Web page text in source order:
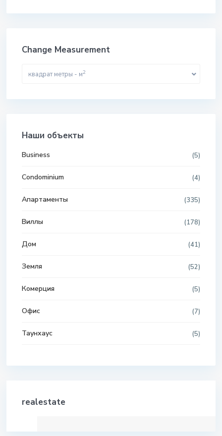
Change Measurement
квадрат метры - м2
Наши объекты
Business (5)
Condominium (4)
Апартаменты (335)
Виллы (178)
Дом (41)
Земля (52)
Комерция (5)
Офис (7)
Таунхаус (5)
realestate